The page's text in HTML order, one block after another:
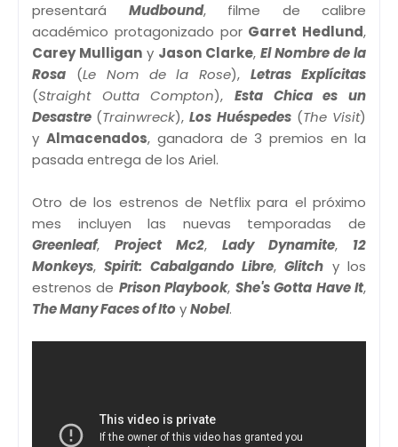
presentará Mudbound, filme de calibre
académico protagonizado por Garret Hedlund,
Carey Mulligan y Jason Clarke, El Nombre de la
Rosa (Le Nom de la Rose),Letras Explícitas
(Straight Outta Compton),Esta Chica es un
Desastre (Trainwreck),Los Huéspedes(The Visit)
y Almacenados, ganadora de 3 premios en la
pasada entrega de los Ariel.
Otro de los estrenos de Netflix para el próximo
mes incluyen las nuevas temporadas de
Greenleaf, Project Mc2, Lady Dynamite, 12
Monkeys,Spirit: Cabalgando Libre,Glitch y los
estrenos de Prison Playbook, She's Gotta Have It,
The Many Faces of ItoyNobel.